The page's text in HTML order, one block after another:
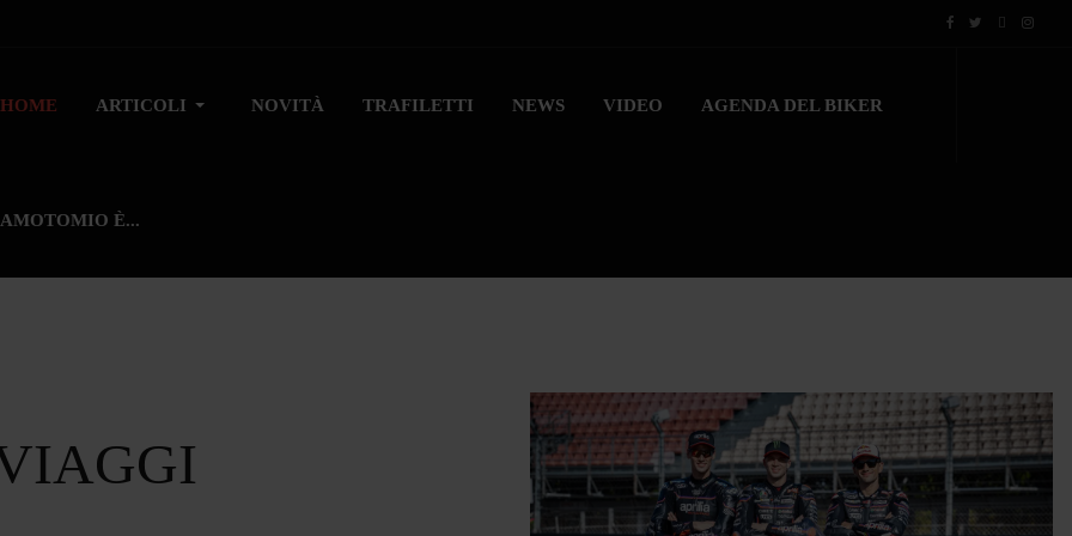
HOME ARTICOLI NOVITÀ TRAFILETTI NEWS VIDEO AGENDA DEL BIKER
AMOTOMIO È...